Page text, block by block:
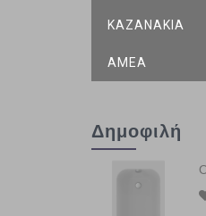
ΚΑΖΑΝΑΚΙΑ
ΑΜΕΑ
Δημοφιλή